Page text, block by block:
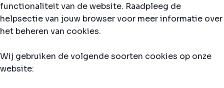
functionaliteit van de website. Raadpleeg de
helpsectie van jouw browser voor meer informatie over
het beheren van cookies.
Wij gebruiken de volgende soorten cookies op onze
website: